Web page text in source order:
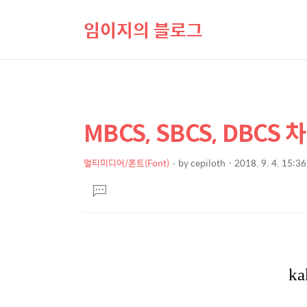
임이지의 블로그
상
세
컨
텐
본
문
제
MBCS, SBCS, DBCS
멀티미디어/폰트(Font) bycepiloth 2018. 9. 4. 15:36
문댓
글